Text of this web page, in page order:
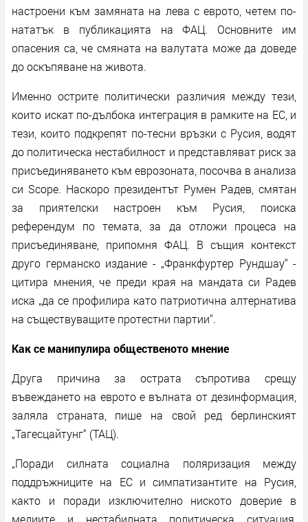
настроени към замяната на лева с еврото, четем по-
нататък в публикацията на ФАЦ. Основните им
опасения са, че смяната на валутата може да доведе
до оскъпяване на живота.
Именно острите политически различия между тези,
които искат по-дълбока интеграция в рамките на ЕС, и
тези, които подкрепят по-тесни връзки с Русия, водят
до политическа нестабилност и представляват риск за
присъединяването към еврозоната, посочва в анализа
си Scope. Наскоро президентът Румен Радев, смятан
за приятелски настроен към Русия, поиска
референдум по темата, за да отложи процеса на
присъединяване, припомня ФАЦ. В същия контекст
друго германско издание - „Франкфуртер Рундшау“ -
цитира мнения, че преди края на мандата си Радев
иска „да се профилира като патриотична алтернатива
на съществуващите протестни партии“.
Как се манипулира общественото мнение
Друга причина за острата съпротива срещу
въвеждането на еврото е вълната от дезинформация,
заляла страната, пише на свой ред берлинският
„Тагесцайтунг“ (ТАЦ).
„Поради силната социална поляризация между
поддръжниците на ЕС и симпатизантите на Русия,
както и поради изключително ниското доверие в
медиите и нестабилната политическа ситуация,